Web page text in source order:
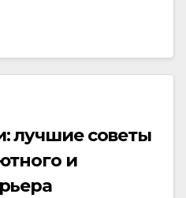
лучшие советы
и